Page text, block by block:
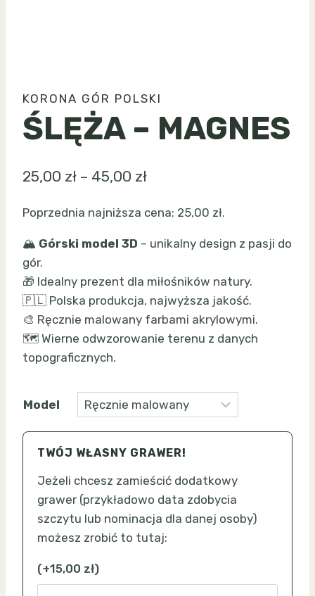
KORONA GÓR POLSKI
ŚLĘŻA – MAGNES
25,00 zł – 45,00 złZakres
25,00 zł
45,00 zł
Poprzednia najniższa cena: 25,00 zł.
🏔️ Górski model 3D – unikalny design z pasji do
gór.
🎁 Idealny prezent dla miłośników natury.
🇵🇱 Polska produkcja, najwyższa jakość.
🎨 Ręcznie malowany farbami akrylowymi.
🗺️ Wierne odwzorowanie terenu z danych
topograficznych.
Model
TWÓJ WŁASNY GRAWER!
Jeżeli chcesz zamieścić dodatkowy
grawer (przykładowo data zdobycia
szczytu lub nominacja dla danej osoby)
możesz zrobić to tutaj:
(+15,00 zł)